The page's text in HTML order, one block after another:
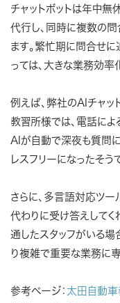
チャットボットは年中無
代行し、同時に複数の
ます。繁忙期に問合せに
っては、大きな業務効率
例えば、弊社のAIチャ
教習所様では、電話に
AIが自動で深夜も質問に
レスフリーになったそう
さらに、多言語対応ツ
代わりに受け答えして
通したスタッフがいる場
り複雑で重要な業務に専
参考ページ： 太田自動